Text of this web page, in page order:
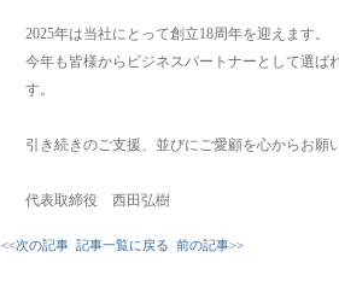
2025年は当社にとって創立18周年を迎えます。
今年も皆様からビジネスパートナーとして選ば
す。
引き続きのご支援、並びにご愛顧を心からお願
代表取締役 西田弘樹
<<次の記事 記事一覧に戻る 前の記事>>